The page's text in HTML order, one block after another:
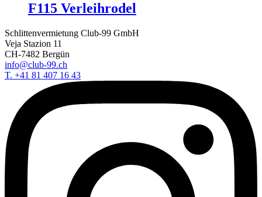
F115 Verleihrodel
Schlittenvermietung Club-99 GmbH
Veja Stazion 11
CH-7482 Bergün
info@club-99.ch
T. +41 81 407 16 43